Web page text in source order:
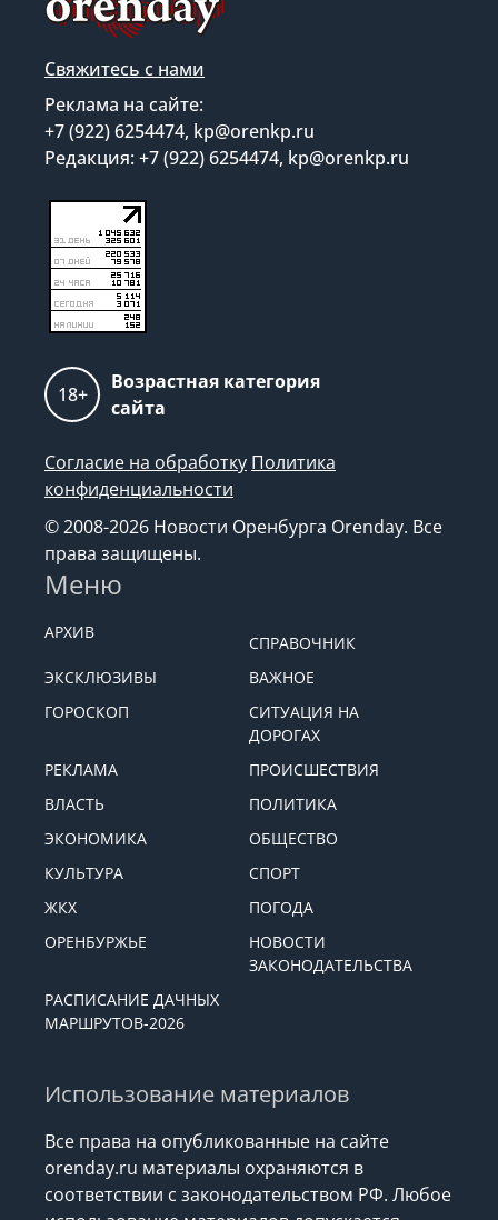
Свяжитесь с нами
Реклама на сайте:
+7 (922) 6254474, kp@orenkp.ru
Редакция: +7 (922) 6254474, kp@orenkp.ru
18+
Возрастная категория
сайта
Согласие на обработку Политика
конфиденциальности
© 2008-2026 Новости Оренбурга Orenday. Все
права защищены.
Меню
АРХИВ
СПРАВОЧНИК
ЭКСКЛЮЗИВЫ
ВАЖНОЕ
ГОРОСКОП
СИТУАЦИЯ НА
ДОРОГАХ
РЕКЛАМА
ПРОИСШЕСТВИЯ
ВЛАСТЬ
ПОЛИТИКА
ЭКОНОМИКА
ОБЩЕСТВО
КУЛЬТУРА
СПОРТ
ЖКХ
ПОГОДА
ОРЕНБУРЖЬЕ
НОВОСТИ
ЗАКОНОДАТЕЛЬСТВА
РАСПИСАНИЕ ДАЧНЫХ
МАРШРУТОВ-2026
Использование материалов
Все права на опубликованные на сайте
orenday.ru материалы охраняются в
соответствии с законодательством РФ. Любое